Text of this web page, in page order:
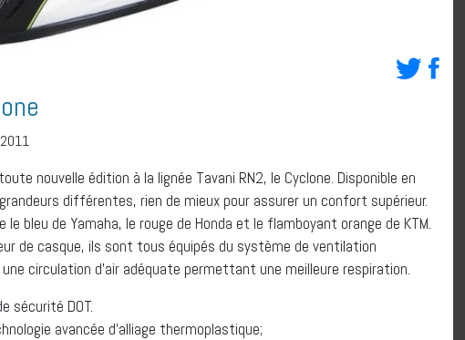
nouvelle édition à la lignée Tavani RN2, le Cyclone. Disponible en
différentes, rien de mieux pour assurer un confort supérieur.
le bleu de Yamaha, le rouge de Honda et le flamboyant orange de KTM.
de casque, ils sont tous équipés du système de ventilation
circulation d’air adéquate permettant une meilleure respiration.
sécurité DOT.
avancée d’alliage thermoplastique;